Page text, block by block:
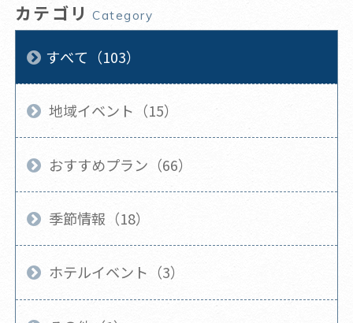
カテゴリ Category
すべて（103）
地域イベント（15）
おすすめプラン（66）
季節情報（18）
ホテルイベント（3）